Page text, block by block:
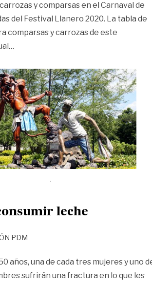
y comparsas en el Carnaval de
del Festival Llanero 2020. La tabla de
comparsas y carrozas de este
…
leche
PDM
años, una de cada tres mujeres y uno
sufrirán una fractura en lo que les